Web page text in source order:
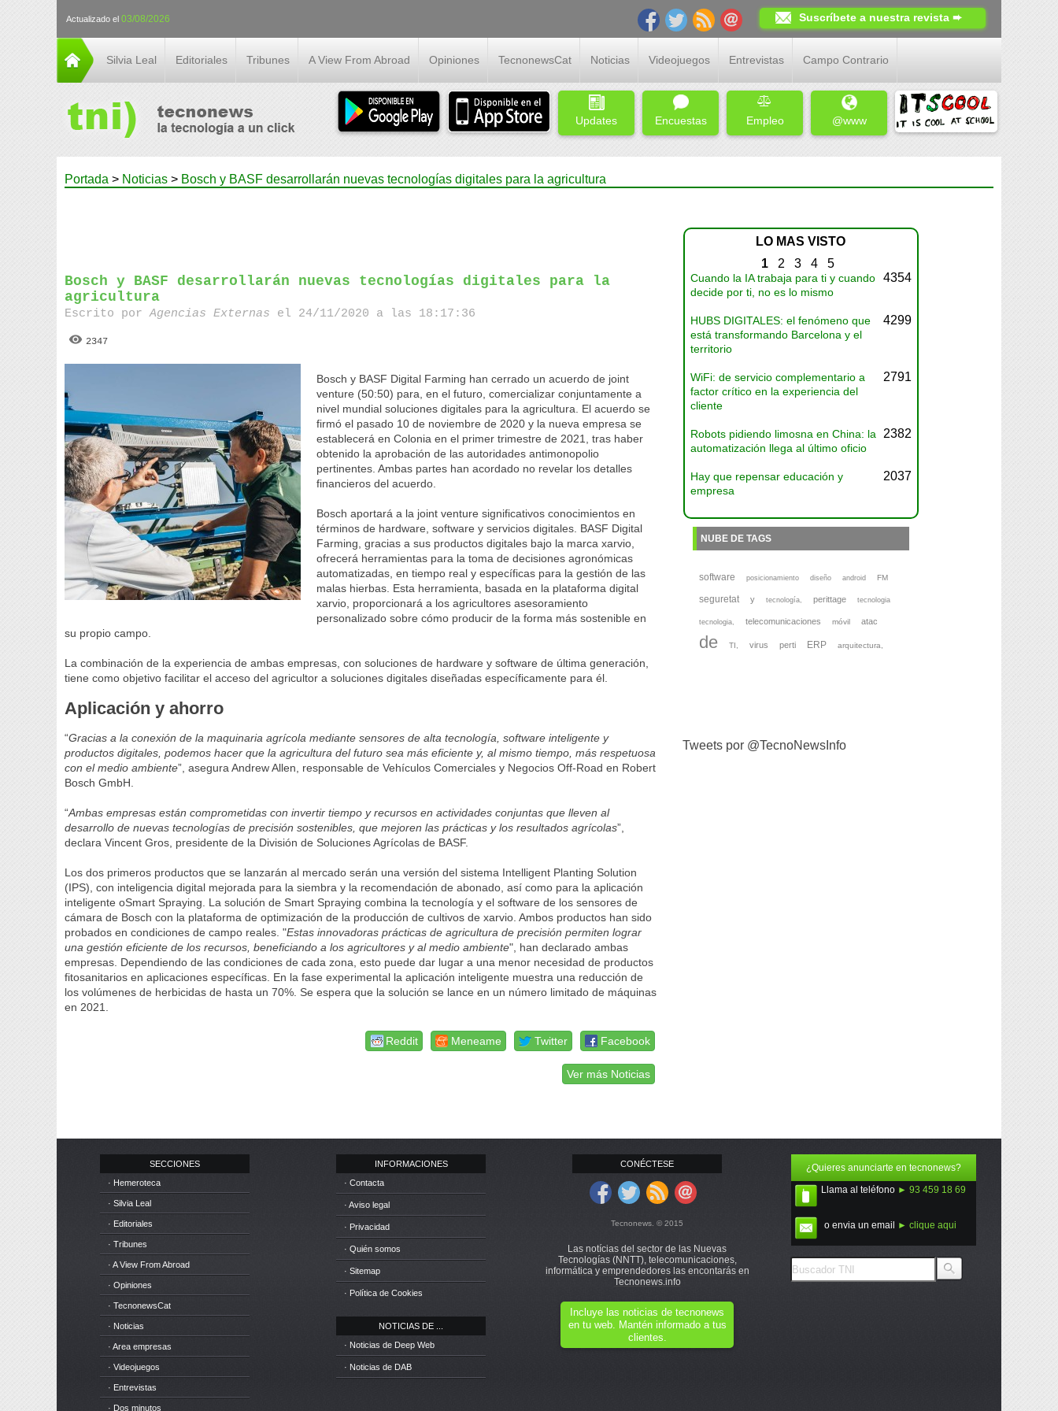
Actualizado el 03/08/2026 Suscríbete a nuestra revista ➨
Silvia Leal Editoriales Tribunes A View From Abroad Opiniones TecnonewsCat Noticias Videojuegos Entrevistas Campo Contrario
Updates Encuestas Empleo @www
Portada > Noticias > Bosch y BASF desarrollarán nuevas tecnologías digitales para la agricultura
Bosch y BASF desarrollarán nuevas tecnologías digitales para la
agricultura
Escrito porAgencias Externas el 24/11/2020 a las 18:17:36
2347
Bosch y BASF Digital Farming han cerrado un acuerdo de joint
venture (50:50) para, en el futuro, comercializar conjuntamente a
nivel mundial soluciones digitales para la agricultura. El acuerdo se
firmó el pasado 10 de noviembre de 2020 y la nueva empresa se
establecerá en Colonia en el primer trimestre de 2021, tras haber
obtenido la aprobación de las autoridades antimonopolio
pertinentes. Ambas partes han acordado no revelar los detalles
financieros del acuerdo.
Bosch aportará a la joint venture significativos conocimientos en
términos de hardware, software y servicios digitales. BASF Digital
Farming, gracias a sus productos digitales bajo la marca xarvio,
ofrecerá herramientas para la toma de decisiones agronómicas
automatizadas, en tiempo real y específicas para la gestión de las
malas hierbas. Esta herramienta, basada en la plataforma digital
xarvio, proporcionará a los agricultores asesoramiento
personalizado sobre cómo producir de la forma más sostenible en
su propio campo.
La combinación de la experiencia de ambas empresas, con soluciones de hardware y software de última generación,
tiene como objetivo facilitar el acceso del agricultor a soluciones digitales diseñadas específicamente para él.
Aplicación y ahorro
“Gracias a la conexión de la maquinaria agrícola mediante sensores de alta tecnología, software inteligente y
productos digitales, podemos hacer que la agricultura del futuro sea más eficiente y, al mismo tiempo, más respetuosa
con el medio ambiente”, asegura Andrew Allen, responsable de Vehículos Comerciales y Negocios Off-Road en Robert
Bosch GmbH.
“Ambas empresas están comprometidas con invertir tiempo y recursos en actividades conjuntas que lleven al
desarrollo de nuevas tecnologías de precisión sostenibles, que mejoren las prácticas y los resultados agrícolas”,
declara Vincent Gros, presidente de la División de Soluciones Agrícolas de BASF.
Los dos primeros productos que se lanzarán al mercado serán una versión del sistema Intelligent Planting Solution
(IPS), con inteligencia digital mejorada para la siembra y la recomendación de abonado, así como para la aplicación
inteligente oSmart Spraying. La solución de Smart Spraying combina la tecnología y el software de los sensores de
cámara de Bosch con la plataforma de optimización de la producción de cultivos de xarvio. Ambos productos han sido
probados en condiciones de campo reales. "Estas innovadoras prácticas de agricultura de precisión permiten lograr
una gestión eficiente de los recursos, beneficiando a los agricultores y al medio ambiente", han declarado ambas
empresas. Dependiendo de las condiciones de cada zona, esto puede dar lugar a una menor necesidad de productos
fitosanitarios en aplicaciones específicas. En la fase experimental la aplicación inteligente muestra una reducción de
los volúmenes de herbicidas de hasta un 70%. Se espera que la solución se lance en un número limitado de máquinas
en 2021.
Facebook
Twitter
Meneame
Reddit
Ver más Noticias
LO MAS VISTO
1 2 3 4 5
Cuando la IA trabaja para ti y cuando
decide por ti, no es lo mismo
4354
HUBS DIGITALES: el fenómeno que
está transformando Barcelona y el
territorio
4299
WiFi: de servicio complementario a
factor crítico en la experiencia del
cliente
2791
Robots pidiendo limosna en China: la
automatización llega al último oficio
2382
Hay que repensar educación y
empresa
2037
NUBE DE TAGS
software posicionamiento diseño android FM
seguretat y tecnología, perittage tecnologia
tecnologia, telecomunicaciones móvil atac
de TI, virus perti ERP arquitectura,
Tweets por @TecnoNewsInfo
SECCIONES
· Hemeroteca
· Silvia Leal
· Editoriales
· Tribunes
· A View From Abroad
· Opiniones
· TecnonewsCat
· Noticias
· Area empresas
· Videojuegos
· Entrevistas
· Dos minutos
INFORMACIONES
· Contacta
· Aviso legal
· Privacidad
· Quién somos
· Sitemap
· Política de Cookies
NOTICIAS DE ...
· Noticias de Deep Web
· Noticias de DAB
CONÉCTESE
Tecnonews. © 2015
Las notícias del sector de las Nuevas
Tecnologías (NNTT), telecomunicaciones,
informática y emprendedores las encontarás en
Tecnonews.info
Incluye las noticias de tecnonews
en tu web. Mantén informado a tus
clientes.
¿Quieres anunciarte en tecnonews?
Llama al teléfono ► 93 459 18 69
o envia un email ► clique aqui